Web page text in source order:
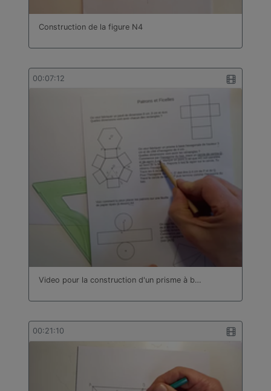
Construction de la figure N4
00:07:12
Video pour la construction d'un prisme à b…
00:21:10